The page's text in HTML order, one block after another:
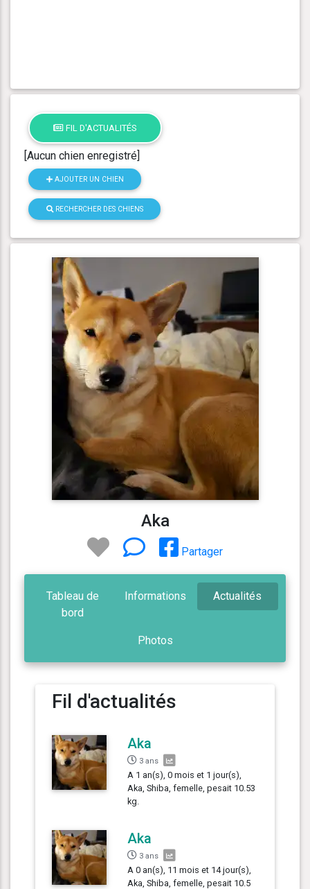
FIL D'ACTUALITÉS
[Aucun chien enregistré]
AJOUTER UN CHIEN
RECHERCHER DES CHIENS
Aka
Partager
Tableau de
bord
Informations Actualités
Photos
Fil d'actualités
Aka
3 ans
A 1 an(s), 0 mois et 1 jour(s),
Aka, Shiba, femelle, pesait 10.53
kg.
Aka
3 ans
A 0 an(s), 11 mois et 14 jour(s),
Aka, Shiba, femelle, pesait 10.5